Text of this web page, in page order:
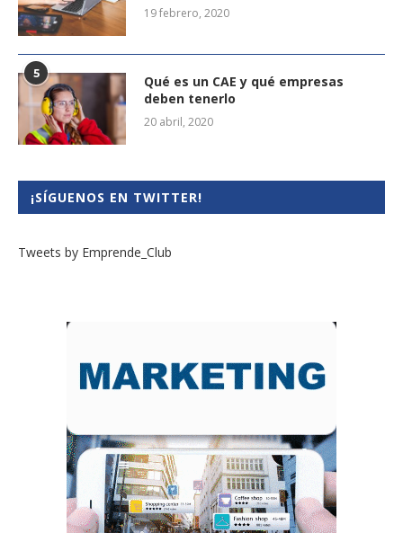
19 febrero, 2020
5
Qué es un CAE y qué empresas
deben tenerlo
20 abril, 2020
¡SÍGUENOS EN TWITTER!
Tweets by Emprende_Club